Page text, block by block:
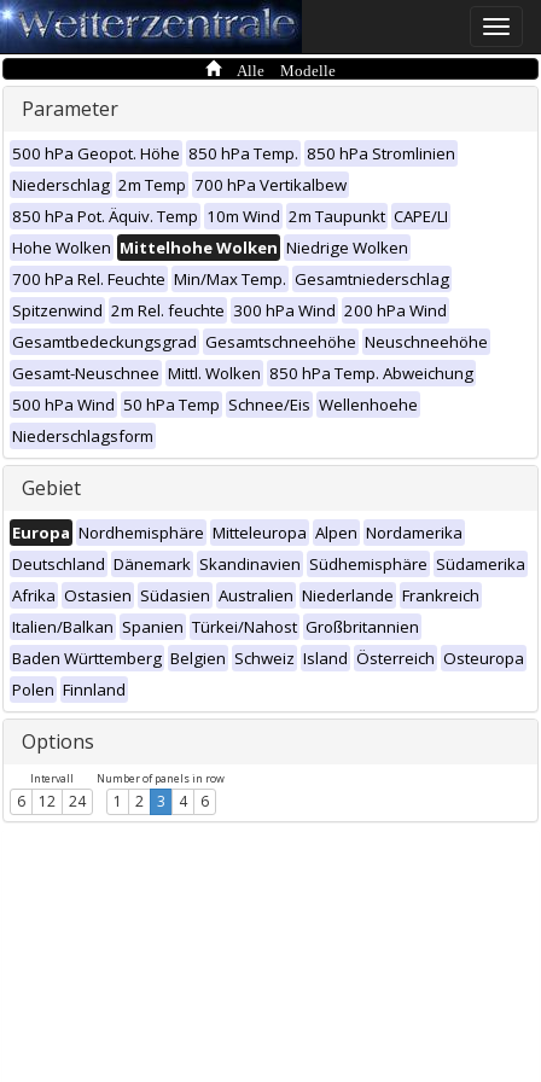
Toggle
Alle Modelle
Parameter
500 hPa Geopot. Höhe 850 hPa Temp. 850 hPa Stromlinien
Niederschlag 2m Temp 700 hPa Vertikalbew
850 hPa Pot. Äquiv. Temp 10m Wind 2m Taupunkt CAPE/LI
Hohe Wolken Mittelhohe Wolken Niedrige Wolken
700 hPa Rel. Feuchte Min/Max Temp. Gesamtniederschlag
Spitzenwind 2m Rel. feuchte 300 hPa Wind 200 hPa Wind
Gesamtbedeckungsgrad Gesamtschneehöhe Neuschneehöhe
Gesamt-Neuschnee Mittl. Wolken 850 hPa Temp. Abweichung
500 hPa Wind 50 hPa Temp Schnee/Eis Wellenhoehe
Niederschlagsform
Gebiet
Europa Nordhemisphäre Mitteleuropa Alpen Nordamerika
Deutschland Dänemark Skandinavien Südhemisphäre Südamerika
Afrika Ostasien Südasien Australien Niederlande Frankreich
Italien/Balkan Spanien Türkei/Nahost Großbritannien
Baden Württemberg Belgien Schweiz Island Österreich Osteuropa
Polen Finnland
Options
Intervall
6 12 24
Number of panels in row
1 2 3 4 6